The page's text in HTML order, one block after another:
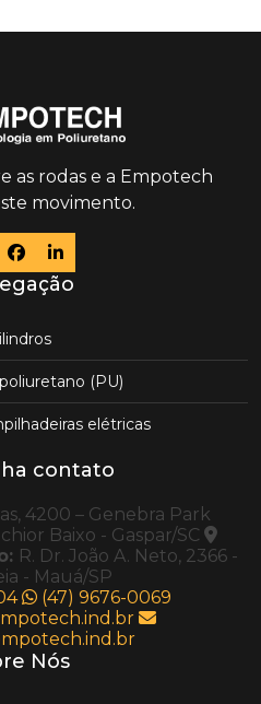
as rodas e a Empotech
movimento.
(PU)
elétricas
contato
4200 – Genebra Park
Baixo - Gaspar/SC
R. Dr. João A. Neto, 2366 -
- Mauá/SP
(47) 9676-0069
Nós